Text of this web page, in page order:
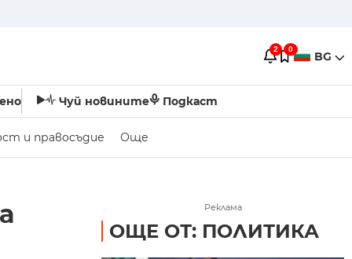
2 0 BG
Чуй новините Подкаст
и правосъдие Още
Реклама
ОЩЕ ОТ: ПОЛИТИКА